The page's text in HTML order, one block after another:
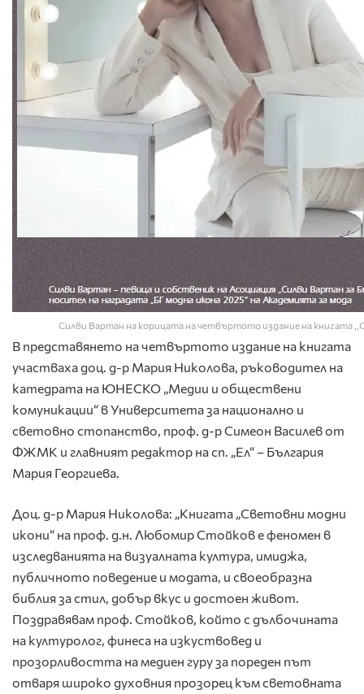
Силви Вартан на корицата на четвъртото издание на книгата
В представянето на четвъртото издание на книгата
участваха доц. д-р Мария Николова, ръководител на
катедрата на ЮНЕСКО „Медии и обществени
комуникации“ в Университета за национално и
световно стопанство, проф. д-р Симеон Василев от
ФЖМК и главният редактор на сп. „Ел“ – България
Мария Георгиева.
Доц. д-р Мария Николова: „Книгата „Световни модни
икони“ на проф. д.н. Любомир Стойков е феномен в
изследванията на визуалната култура, имиджа,
публичното поведение и модата, и своеобразна
библия за стил, добър вкус и достоен живот.
Поздравявам проф. Стойков, който с дълбочината
на културолог, финеса на изкуствовед и
прозорливостта на медиен гуру за пореден път
отваря широко духовния прозорец към световната